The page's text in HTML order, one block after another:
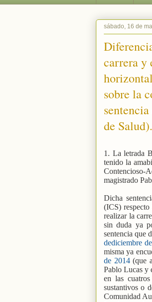
sábado, 16 de
carrera y
sobre la
de Salud).
1. La letrada
tenido la
magistrado
Dicha
(ICS)
realizar la
sin duda ya
sentencia que
dediciembre
misma ya
de 2014(que
Pablo Lucas y
en las
sustantivos o
Comunidad